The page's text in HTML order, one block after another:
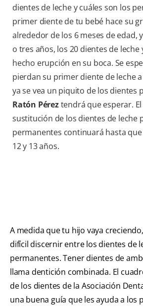
dientes de leche y cuáles son los
primer diente de tu bebé hace su
alrededor de los 6 meses de edad,
o tres años, los 20 dientes de
hecho erupción en su boca. Se
pierdan su primer diente de leche
ya se vea un piquito de los dientes
Ratón Péreztendrá que esperar.
sustitución de los dientes de leche
permanentes continuará hasta
12 y 13 años.
A medida que tu hijo vaya
difícil discernir entre los dientes de
permanentes. Tener dientes de
llama dentición combinada. El
de los dientes de la Asociación
una buena guía que les ayuda a los